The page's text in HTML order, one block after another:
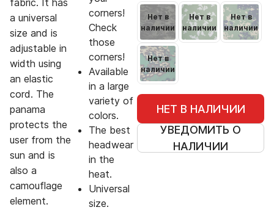
fabric. It has
a universal
size and is
adjustable in
width using
an elastic
cord. The
panama
protects the
user from the
sun and is
also a
camouflage
element.
corners!
Check
those
corners!
Available
in a large
variety of
colors.
The best
headwear
in the
heat.
Universal
size.
Нет в
наличии
Нет в
наличии
Нет в
наличии
Нет в
наличии
НЕТ В НАЛИЧИИ
УВЕДОМИТЬ О
НАЛИЧИИ